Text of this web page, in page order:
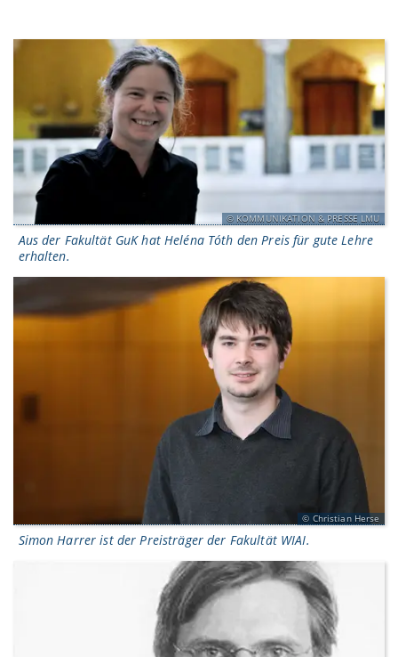
KOMMUNIKATION & PRESSE LMU
Aus der Fakultät GuK hat Heléna Tóth den Preis für gute Lehre
erhalten.
Christian Herse
Simon Harrer ist der Preisträger der Fakultät WIAI.